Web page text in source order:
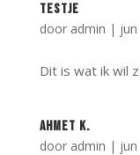
Testje
door admin |
Dit is wat ik wil
Ahmet K.
door admin |